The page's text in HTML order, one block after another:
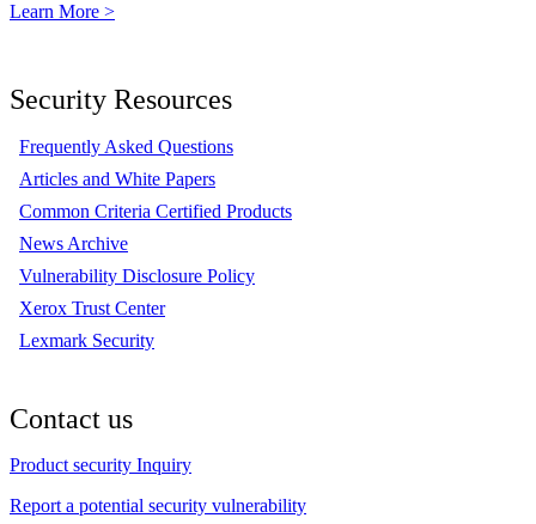
Learn More >
Security Resources
Frequently Asked Questions
Articles and White Papers
Common Criteria Certified Products
News Archive
Vulnerability Disclosure Policy
Xerox Trust Center
Lexmark Security
Contact us
Product security Inquiry
Report a potential security vulnerability